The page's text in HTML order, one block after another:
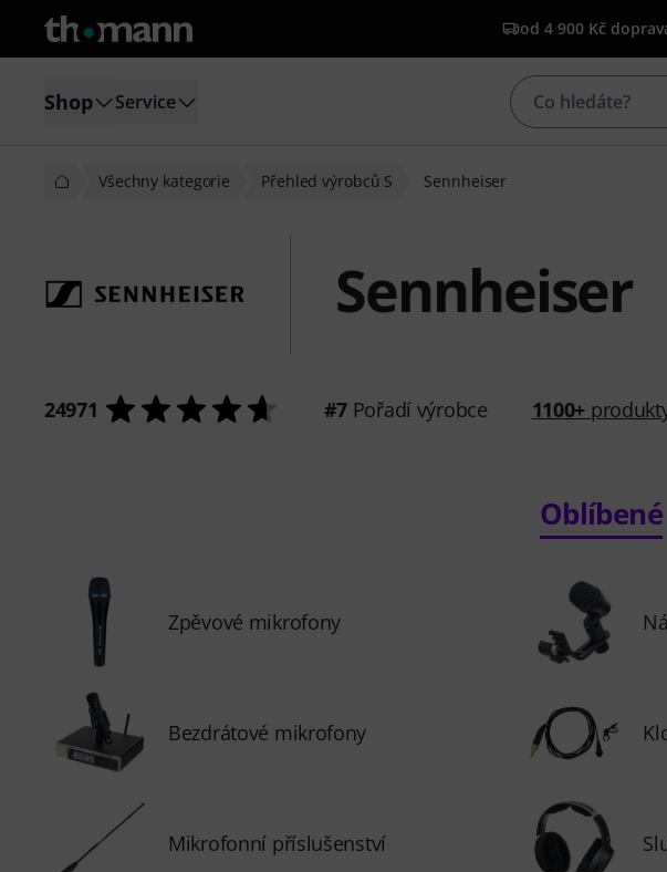
od 4 900 Kč
Shop Service
Všechny kategorie Přehled výrobců S Sennheiser
Sennheiser
24971 #7Pořadí výrobce 1100+
Oblíbené
Zpěvové mikrofony
Bezdrátové mikrofony
Mikrofonní příslušenství